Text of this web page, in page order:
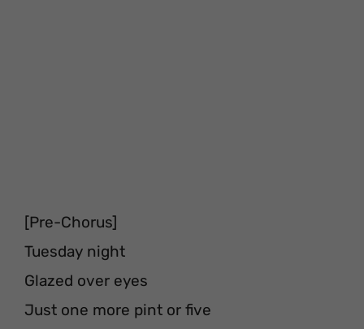
[Pre-Chorus]
Tuesday night
Glazed over eyes
Just one more pint or five